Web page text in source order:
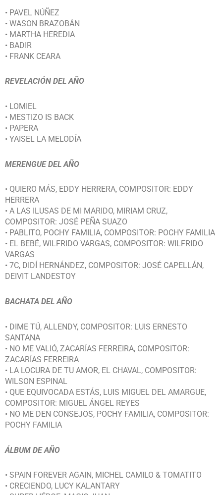
• PAVEL NÚÑEZ
• WASON BRAZOBÁN
• MARTHA HEREDIA
• BADIR
• FRANK CEARA
REVELACIÓN DEL AÑO
• LOMIEL
• MESTIZO IS BACK
• PAPERA
• YAISEL LA MELODÍA
MERENGUE DEL AÑO
• QUIERO MÁS, EDDY HERRERA, COMPOSITOR: EDDY
HERRERA
• A LAS ILUSAS DE MI MARIDO, MIRIAM CRUZ,
COMPOSITOR: JOSÉ PEÑA SUAZO
• PABLITO, POCHY FAMILIA, COMPOSITOR: POCHY FAMILIA
• EL BEBÉ, WILFRIDO VARGAS, COMPOSITOR: WILFRIDO
VARGAS
• 7C, DIDÍ HERNÁNDEZ, COMPOSITOR: JOSÉ CAPELLÁN,
DEIVIT LANDESTOY
BACHATA DEL AÑO
• DIME TÚ, ALLENDY, COMPOSITOR: LUIS ERNESTO
SANTANA
• NO ME VALIÓ, ZACARÍAS FERREIRA, COMPOSITOR:
ZACARÍAS FERREIRA
• LA LOCURA DE TU AMOR, EL CHAVAL, COMPOSITOR:
WILSON ESPINAL
• QUE EQUIVOCADA ESTÁS, LUIS MIGUEL DEL AMARGUE,
COMPOSITOR: MIGUEL ÁNGEL REYES
• NO ME DEN CONSEJOS, POCHY FAMILIA, COMPOSITOR:
POCHY FAMILIA
ÁLBUM DE AÑO
• SPAIN FOREVER AGAIN, MICHEL CAMILO & TOMATITO
• CRECIENDO, LUCY KALANTARY